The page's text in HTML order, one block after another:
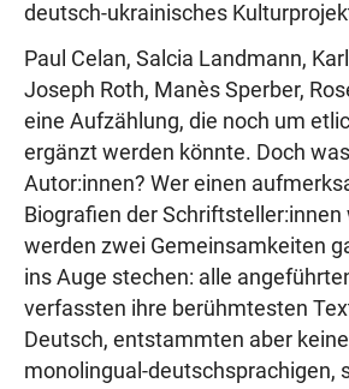
r
g
r
g
deutsch-ukrainisches
Paul Celan, Salcia Landmann,
Joseph Roth, Manès Sperber,
eine Aufzählung, die noch um
ergänzt werden könnte. Doch
Autor:innen? Wer einen
Biografien der
werden zwei Gemeinsamkeiten
ins Auge stechen: alle
verfassten ihre berühmtesten
Deutsch, entstammten aber
monolingual-deutschsprachigen,